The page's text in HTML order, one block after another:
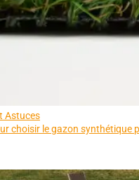
Astuces
choisir le gazon synthétique